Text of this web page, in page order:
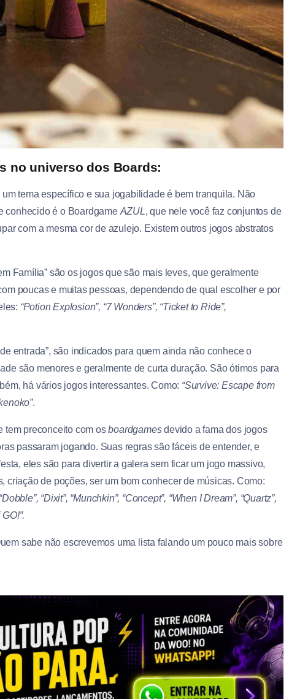
no universo dos Boards:
tema específico e sua jogabilidade é bem tranquila. Não
conhecido é o Boardgame AZUL, que nele você faz conjuntos de
com a mesma cor de azulejo. Existem outros jogos abstratos
Família” são os jogos que são mais leves, que geralmente
poucas e muitas pessoas, dependendo de qual escolher e por
“Potion Explosion”, “7 Wonders”, “Ticket to Ride”,
entrada”, são indicados para quem ainda não conhece o
são menores e geralmente de curta duração. São ótimos para
há vários jogos interessantes. Como: “Survive: Escape from
.
tem preconceito com osboardgamesdevido a fama dos jogos
passaram jogando. Suas regras são fáceis de entender, e
eles são para divertir a galera sem ficar um jogo massivo,
de poções, ser um bom conhecer de músicas. Como:
“Dixit”, “Munchkin”, “Concept”, “When I Dream”, “Quartz”,
sabe não escrevemos uma lista falando um pouco mais sobre